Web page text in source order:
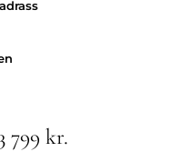
799 kr.